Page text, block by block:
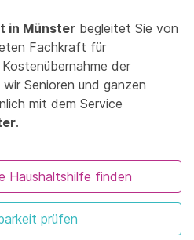
in Münster begleitet Sie von
Fachkraft für
der
Senioren und ganzen
mit dem Service
.
Haushaltshilfe finden
prüfen